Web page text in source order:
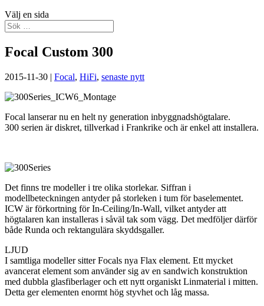
Välj en sida
Focal Custom 300
2015-11-30 | Focal, HiFi, senaste nytt
Focal lanserar nu en helt ny generation inbyggnadshögtalare.
300 serien är diskret, tillverkad i Frankrike och är enkel att installera.
Det finns tre modeller i tre olika storlekar. Siffran i
modellbeteckningen antyder på storleken i tum för baselementet.
ICW är förkortning för In-Ceiling/In-Wall, vilket antyder att
högtalaren kan installeras i såväl tak som vägg. Det medföljer därför
både Runda och rektangulära skyddsgaller.
LJUD
I samtliga modeller sitter Focals nya Flax element. Ett mycket
avancerat element som använder sig av en sandwich konstruktion
med dubbla glasfiberlager och ett nytt organiskt Linmaterial i mitten.
Detta ger elementen enormt hög styvhet och låg massa.